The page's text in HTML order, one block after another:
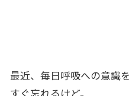
最近、毎日呼吸への意識
すぐ忘れるけど。